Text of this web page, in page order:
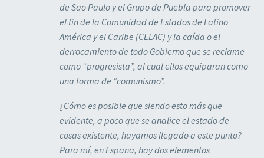
de Sao Paulo y el Grupo de Puebla para promover
el fin de la Comunidad de Estados de Latino
América y el Caribe (CELAC) y la caída o el
derrocamiento de todo Gobierno que se reclame
como “progresista”, al cual ellos equiparan como
una forma de “comunismo”.
¿Cómo es posible que siendo esto más que
evidente, a poco que se analice el estado de
cosas existente, hayamos llegado a este punto?
Para mí, en España, hay dos elementos